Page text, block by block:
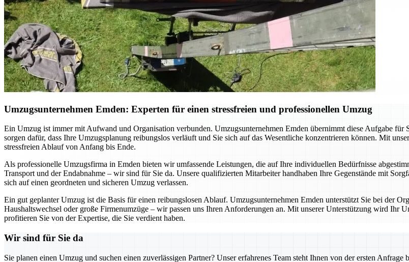
Umzugsunternehmen Emden: Experten für einen stressfreien und professionellen Umzug
Ein Umzug ist immer mit Aufwand und Organisation verbunden. Umzugsunternehmen Emden übernimmt diese Aufgabe
sorgen dafür, dass Ihre Umzugsplanung reibungslos verläuft und Sie sich auf das Wesentliche konzentrieren können. Mit
stressfreien Ablauf von Anfang bis Ende.
Als professionelle Umzugsfirma in Emden bieten wir umfassende Leistungen, die auf Ihre individuellen Bedürfnisse
Transport und der Endabnahme – wir sind für Sie da. Unsere qualifizierten Mitarbeiter handhaben Ihre Gegenstände mit
sich auf einen geordneten und sicheren Umzug verlassen.
Ein gut geplanter Umzug ist die Basis für einen reibungslosen Ablauf. Umzugsunternehmen Emden unterstützt Sie bei der
Haushaltswechsel oder große Firmenumzüge – wir passen uns Ihren Anforderungen an. Mit unserer Unterstützung wird Ihr
profitieren Sie von der Expertise, die Sie verdient haben.
Wir sind für Sie da
Sie planen einen Umzug und suchen einen zuverlässigen Partner? Unser erfahrenes Team steht Ihnen von der ersten